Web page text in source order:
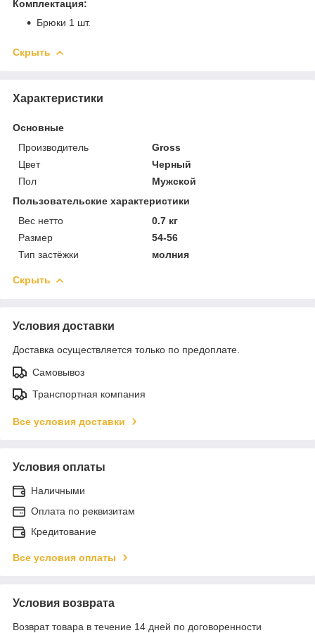
Комплектация:
Брюки 1 шт.
Скрыть
Характеристики
Основные
Производитель
Gross
Цвет
Черный
Пол
Мужской
Пользовательские характеристики
Вес нетто
0.7 кг
Размер
54-56
Тип застёжки
молния
Скрыть
Условия доставки
Доставка осуществляется только по предоплате.
Самовывоз
Транспортная компания
Все условия доставки
Условия оплаты
Наличными
Оплата по реквизитам
Кредитование
Все условия оплаты
Условия возврата
Возврат товара в течение 14 дней по договоренности